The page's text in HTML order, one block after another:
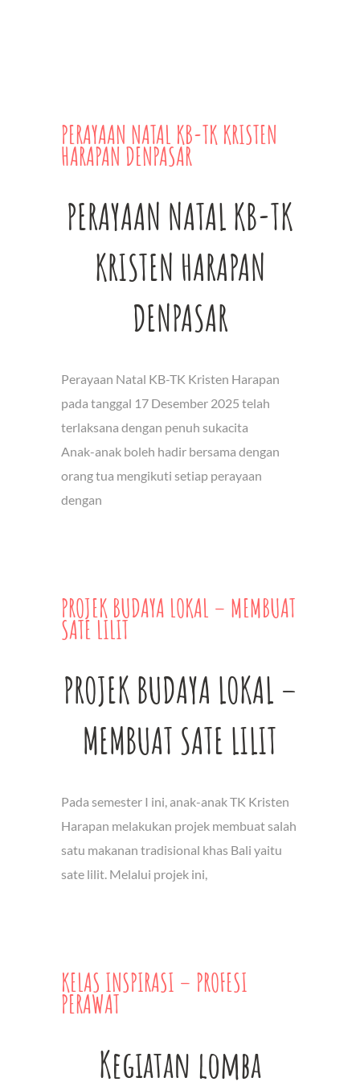
PERAYAAN NATAL KB-TK KRISTEN
HARAPAN DENPASAR
PERAYAAN NATAL KB-TK
KRISTEN HARAPAN
DENPASAR
Perayaan Natal KB-TK Kristen Harapan
pada tanggal 17 Desember 2025 telah
terlaksana dengan penuh sukacita
Anak-anak boleh hadir bersama dengan
orang tua mengikuti setiap perayaan
dengan
PROJEK BUDAYA LOKAL – MEMBUAT
SATE LILIT
PROJEK BUDAYA LOKAL –
MEMBUAT SATE LILIT
Pada semester I ini, anak-anak TK Kristen
Harapan melakukan projek membuat salah
satu makanan tradisional khas Bali yaitu
sate lilit. Melalui projek ini,
KELAS INSPIRASI – PROFESI
PERAWAT
Kegiatan lomba